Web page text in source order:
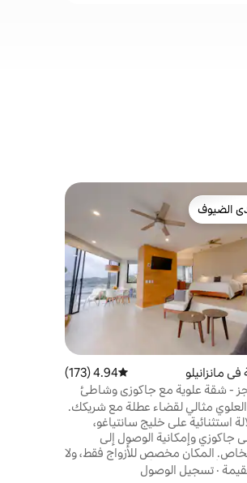
الضيوف
الضيوف
مانزانيلو متوسط التقييم 4.94 من 5، 173 مراجعات
4.94 (173)
- شقة علوية مع جاكوزي وشاطئ
العلوي مثالي لقضاء عطلة مع شريكك.
استثنائية على خليج سانتياغو،
جاكوزي وإمكانية الوصول إلى
الشاطئ الخاص. المكان مخصص للأزواج فقط، ولا
أو الحيوانات الأليفة.
· تسجيل الوصول